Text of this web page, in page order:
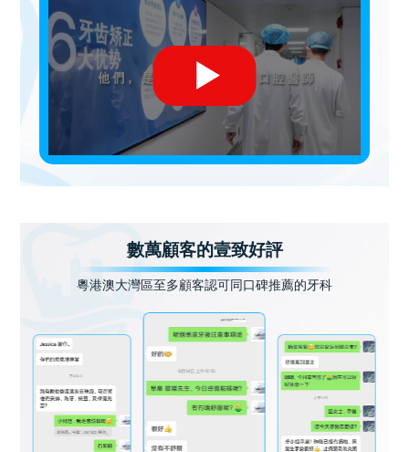
數萬顧客的壹致好評
粵港澳大灣區至多顧客認可同口碑推薦的牙科